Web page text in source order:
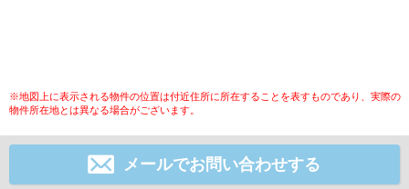
※地図上に表示される物件の位置は付近住所に所在することを表すものであり、実際の
物件所在地とは異なる場合がございます。
メールでお問い合わせする